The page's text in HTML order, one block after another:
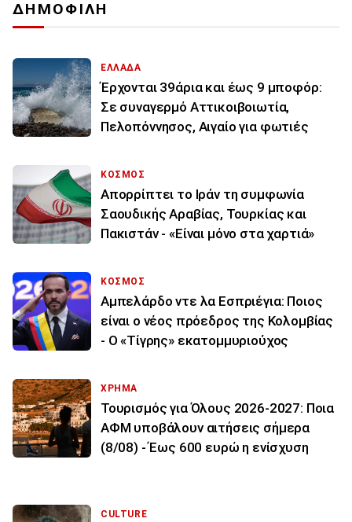
ΔΗΜΟΦΙΛΗ
ΕΛΛΑΔΑ
Έρχονται 39άρια και έως 9 μποφόρ:
Σε συναγερμό Αττικοιβοιωτία,
Πελοπόννησος, Αιγαίο για φωτιές
ΚΟΣΜΟΣ
Απορρίπτει το Ιράν τη συμφωνία
Σαουδικής Αραβίας, Τουρκίας και
Πακιστάν - «Είναι μόνο στα χαρτιά»
ΚΟΣΜΟΣ
Αμπελάρδο ντε λα Εσπριέγια: Ποιος
είναι ο νέος πρόεδρος της Κολομβίας
- Ο «Τίγρης» εκατομμυριούχος
ΧΡΗΜΑ
Τουρισμός για Όλους 2026-2027: Ποια
ΑΦΜ υποβάλουν αιτήσεις σήμερα
(8/08) - Έως 600 ευρώ η ενίσχυση
CULTURE